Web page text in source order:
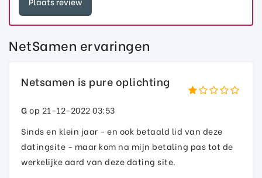
NetSamen ervaringen
Netsamen is pure oplichting
Gop 21-12-2022 03:53
Sinds en klein jaar - en ook betaald lid van deze
datingsite - maar kom na mijn betaling pas tot de
werkelijke aard van deze dating site.